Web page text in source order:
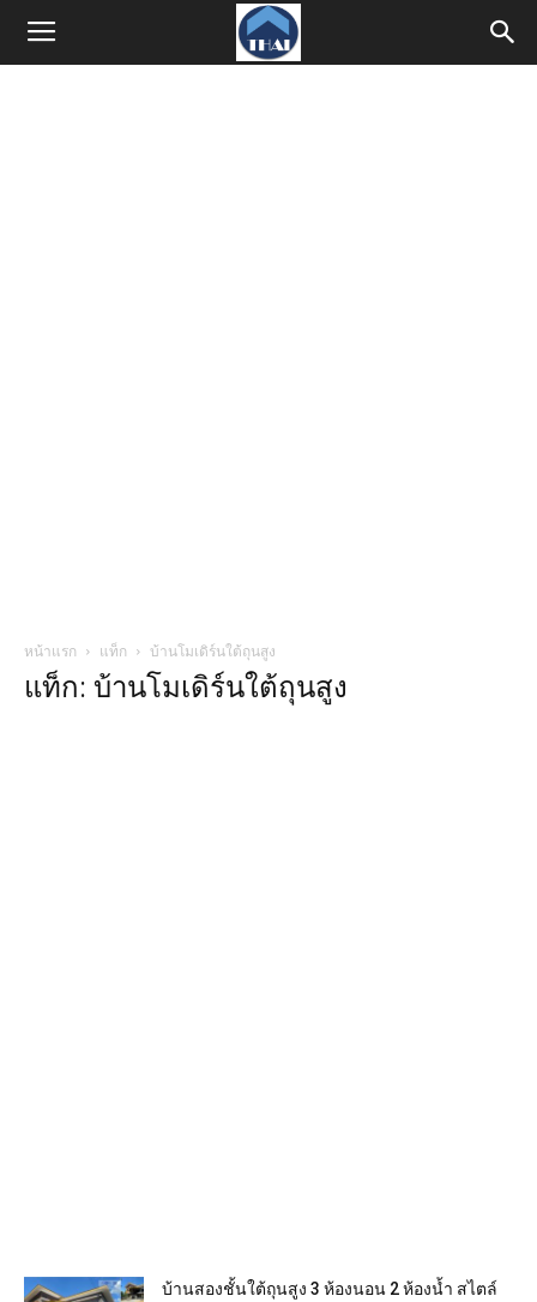
หน้าแรก แท็ก บ้านโมเดิร์นใต้ถุนสูง
แท็ก: บ้านโมเดิร์นใต้ถุนสูง
บ้านสองชั้นใต้ถุนสูง 3 ห้องนอน 2 ห้องน้ำ สไตล์